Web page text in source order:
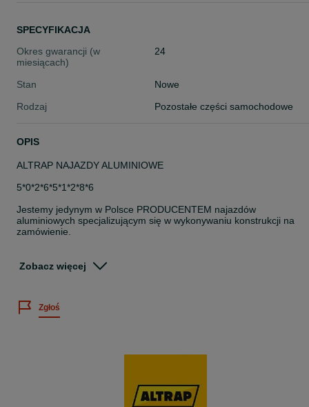
SPECYFIKACJA
Okres gwarancji (w
miesiącach)
24
Stan
Nowe
Rodzaj
Pozostałe części samochodowe
OPIS
ALTRAP NAJAZDY ALUMINIOWE
5*0*2*6*5*1*2*8*6
Jestemy jedynym w Polsce PRODUCENTEM najazdów
aluminiowych specjalizującym się w wykonywaniu konstrukcji na
zamówienie.
Na państwa życzenie możemy dostosować długość i szerokość
najazdów. Dodatkowo jesteśmy w stanie zainstalować dowolne
Nasz doradca w zaledwie kilka minut jest w stanie dobrać idealny
Naszymi stałymi klientami są producenci przyczep i zabudów w
Zobacz więcej
Zgłoś